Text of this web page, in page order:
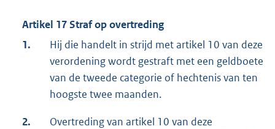
Artikel 17 Straf op overtreding
1.
Hij die handelt in strijd met artikel 10 van deze
verordening wordt gestraft met een geldboete
van de tweede categorie of hechtenis van ten
hoogste twee maanden.
2.
Overtreding van artikel 10 van deze